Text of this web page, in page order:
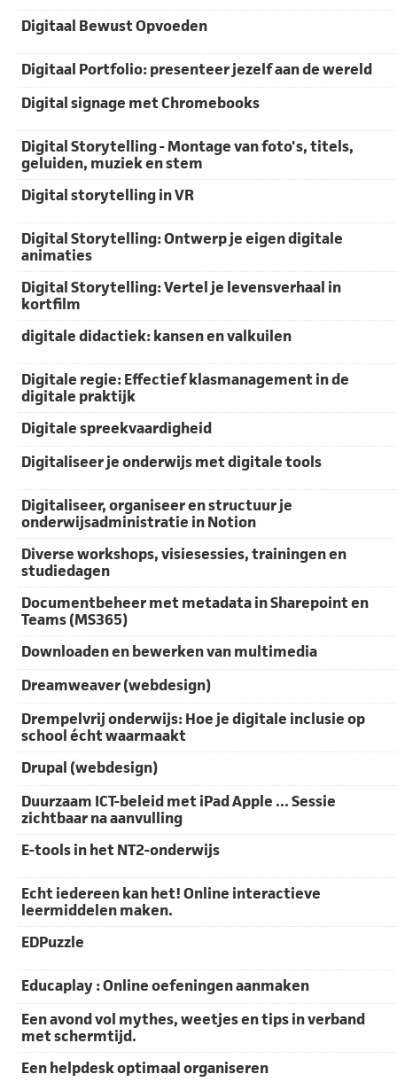
Digitaal Bewust Opvoeden
Digitaal Portfolio: presenteer jezelf aan de wereld
Digital signage met Chromebooks
Digital Storytelling - Montage van foto's, titels,
geluiden, muziek en stem
Digital storytelling in VR
Digital Storytelling: Ontwerp je eigen digitale
animaties
Digital Storytelling: Vertel je levensverhaal in
kortfilm
digitale didactiek: kansen en valkuilen
Digitale regie: Effectief klasmanagement in de
digitale praktijk
Digitale spreekvaardigheid
Digitaliseer je onderwijs met digitale tools
Digitaliseer, organiseer en structuur je
onderwijsadministratie in Notion
Diverse workshops, visiesessies, trainingen en
studiedagen
Documentbeheer met metadata in Sharepoint en
Teams (MS365)
Downloaden en bewerken van multimedia
Dreamweaver (webdesign)
Drempelvrij onderwijs: Hoe je digitale inclusie op
school écht waarmaakt
Drupal (webdesign)
Duurzaam ICT-beleid met iPad Apple ... Sessie
zichtbaar na aanvulling
E-tools in het NT2-onderwijs
Echt iedereen kan het! Online interactieve
leermiddelen maken.
EDPuzzle
Educaplay : Online oefeningen aanmaken
Een avond vol mythes, weetjes en tips in verband
met schermtijd.
Een helpdesk optimaal organiseren